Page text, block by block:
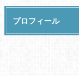
プロフィール